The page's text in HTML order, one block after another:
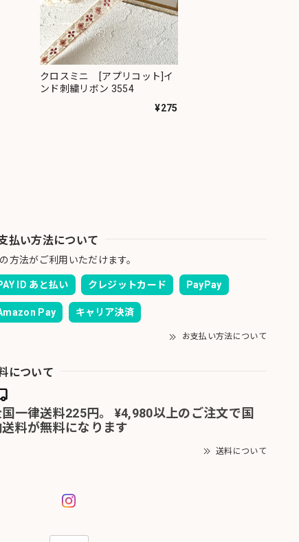
クロスミニ [アプリコット]イ
ンド刺繍リボン 3554
¥275
払い方法について
方法がご利用いただけます。
ID あと払い クレジットカード PayPay
Pay キャリア決済
お支払い方法について
について
一律送料225円。 ¥4,980以上のご注文で国
送料が無料になります
送料について